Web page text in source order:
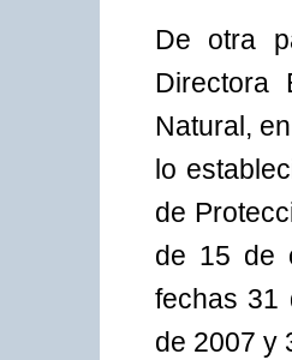
De otra
Directora
Natural,
lo
de
de 15 de
fechas 31
de 2007 y